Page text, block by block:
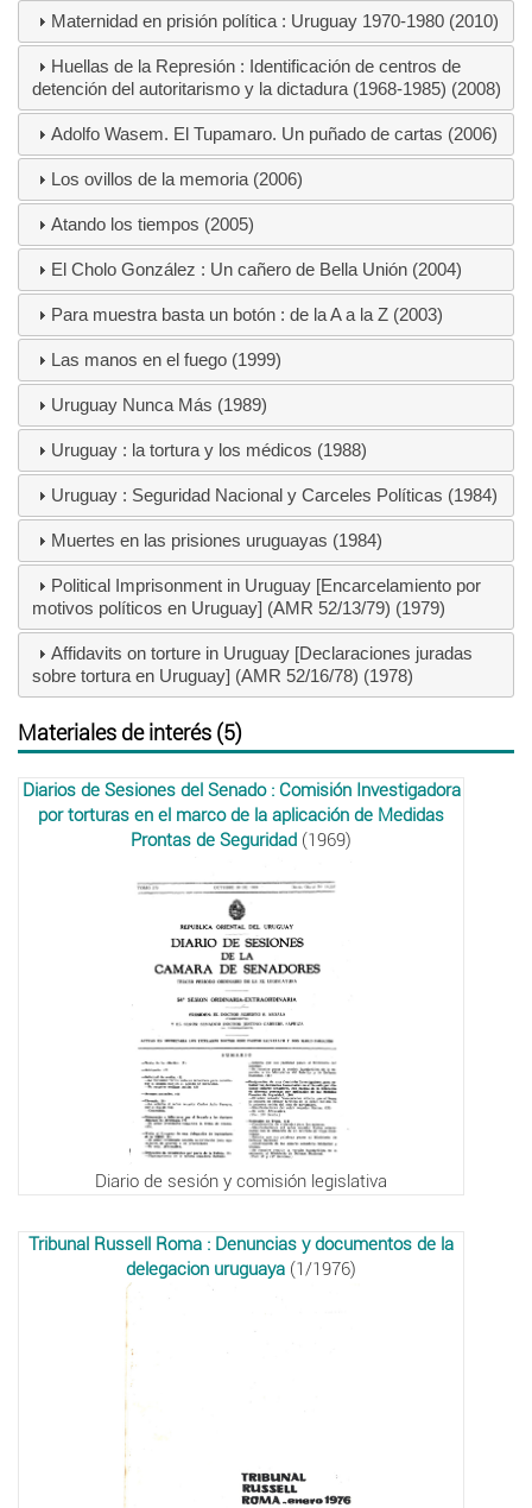
Maternidad en prisión política : Uruguay 1970-1980 (2010)
Huellas de la Represión : Identificación de centros de
detención del autoritarismo y la dictadura (1968-1985) (2008)
Adolfo Wasem. El Tupamaro. Un puñado de cartas (2006)
Los ovillos de la memoria (2006)
Atando los tiempos (2005)
El Cholo González : Un cañero de Bella Unión (2004)
Para muestra basta un botón : de la A a la Z (2003)
Las manos en el fuego (1999)
Uruguay Nunca Más (1989)
Uruguay : la tortura y los médicos (1988)
Uruguay : Seguridad Nacional y Carceles Políticas (1984)
Muertes en las prisiones uruguayas (1984)
Political Imprisonment in Uruguay [Encarcelamiento por
motivos políticos en Uruguay] (AMR 52/13/79) (1979)
Affidavits on torture in Uruguay [Declaraciones juradas
sobre tortura en Uruguay] (AMR 52/16/78) (1978)
Materiales de interés (5)
Diarios de Sesiones del Senado : Comisión Investigadora
por torturas en el marco de la aplicación de Medidas
Prontas de Seguridad (1969)
Diario de sesión y comisión legislativa
Tribunal Russell Roma : Denuncias y documentos de la
delegacion uruguaya (1/1976)